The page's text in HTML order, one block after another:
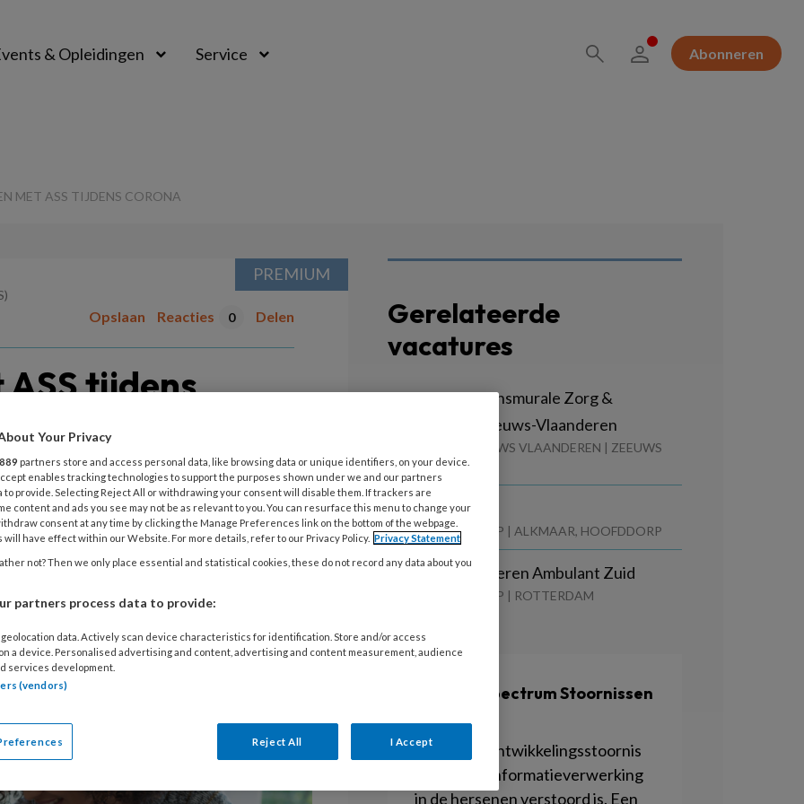
& Opleidingen Service Abonneren
MET ASS TIJDENS CORONA
Opslaan Reacties 0 Delen
tijdens
in hetmagazine van GZ Psychologie.
op kinderen en jongeren met
is vergelijkbaar met de impact
Vooral ouders hebben de impact
Tijdige ondersteuning van ouders
het gezin, concluderen de
PREMIUM
Gerelateerde
vacatures
Psycholoog Transmurale Zorg &
Coördinatie Zeeuws-Vlaanderen
ZORGSAAM-ZEEUWS VLAANDEREN | ZEEUWS
VLAANDEREN
Diagnosticus
PARNASSIA GROEP | ALKMAAR, HOOFDDORP
Psychiater Ouderen Ambulant Zuid
PARNASSIA GROEP | ROTTERDAM
Autisme Spectrum Stoornissen
ASS is een ontwikkelingsstoornis
waarbij de informatieverwerking
in de hersenen verstoord is. Een
Your Privacy
889 partners store and access personal data, like browsing data or unique identifiers, on your device.
enables tracking technologies to support the purposes shown under we and our partners
to provide. Selecting Reject All or withdrawing your consent will disable them. If trackers are
content and ads you see may not be as relevant to you. You can resurface this menu to change your
consent at any time by clicking the Manage Preferences link on the bottom of the webpage.
will have effect within our Website. For more details, refer to our Privacy Policy. Privacy Statement
not? Then we only place essential and statistical cookies, these do not record any data about you
partners process data to provide:
data. Actively scan device characteristics for identification. Store and/or access
a device. Personalised advertising and content, advertising and content measurement, audience
services development.
(vendors)
Reject All I Accept